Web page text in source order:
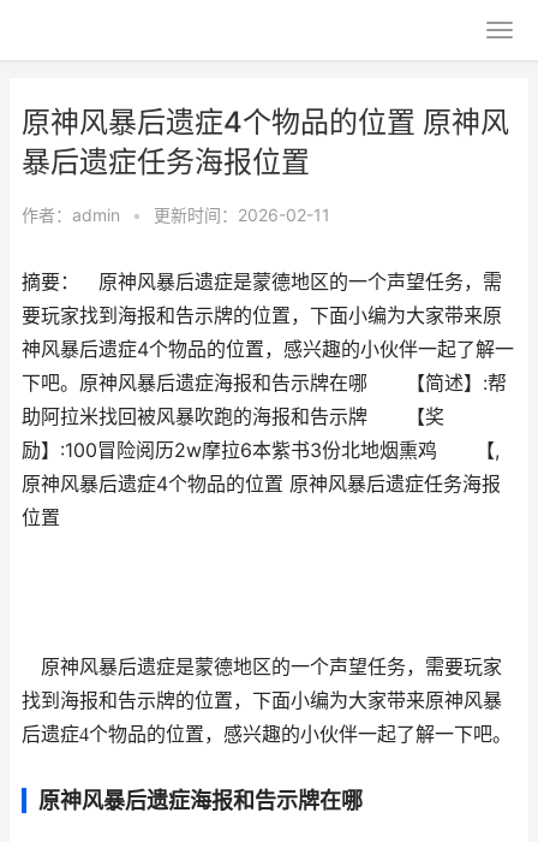
原神风暴后遗症4个物品的位置 原神风
暴后遗症任务海报位置
作者： admin • 更新时间：2026-02-11
摘要： 原神风暴后遗症是蒙德地区的一个声望任务，需
要玩家找到海报和告示牌的位置，下面小编为大家带来原
神风暴后遗症4个物品的位置，感兴趣的小伙伴一起了解一
下吧。原神风暴后遗症海报和告示牌在哪 【简述】:帮
助阿拉米找回被风暴吹跑的海报和告示牌 【奖
励】:100冒险阅历2w摩拉6本紫书3份北地烟熏鸡 【,
原神风暴后遗症4个物品的位置 原神风暴后遗症任务海报
位置
原神风暴后遗症是蒙德地区的一个声望任务，需要玩家
找到海报和告示牌的位置，下面小编为大家带来原神风暴
后遗症4个物品的位置，感兴趣的小伙伴一起了解一下吧。
原神风暴后遗症海报和告示牌在哪